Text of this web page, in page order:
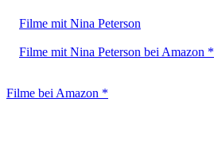
Filme mit Nina Peterson
Filme mit Nina Peterson bei Amazon *
Filme bei Amazon *